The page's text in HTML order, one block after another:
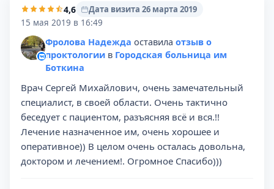
4,6
Дата визита 26 марта 2019
15 мая 2019 в 16:49
Фролова Надежда оставила отзыв о
проктологии в Городская больница им
Боткина
Врач Сергей Михайлович, очень замечательный
специалист, в своей области. Очень тактично
беседует с пациентом, разъясняя всё и вся.!!
Лечение назначенное им, очень хорошее и
оперативное)) В целом очень осталась довольна,
доктором и лечением!. Огромное Спасибо)))